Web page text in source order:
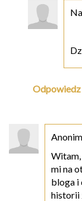
Odpowiedz
Witam,
mi na
bloga i
historii